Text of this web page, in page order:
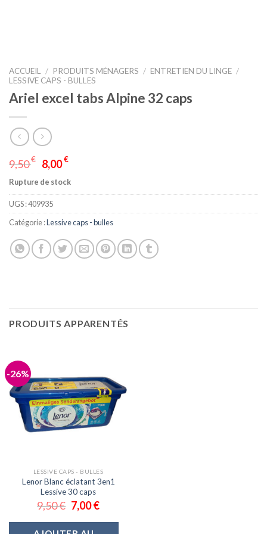
ACCUEIL / PRODUITS MÉNAGERS / ENTRETIEN DU LINGE /
LESSIVE CAPS - BULLES
Ariel excel tabs Alpine 32 caps
9,50€ 8,00€
Rupture de stock
UGS :409935
Catégorie :Lessive caps - bulles
PRODUITS APPARENTÉS
-26%
LESSIVE CAPS - BULLES
Lenor Blanc éclatant 3en1
Lessive 30 caps
9,50€ 7,00€